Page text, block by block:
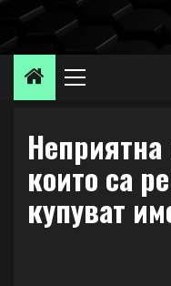
Skip
content
Primary
Неприятна
които са
купуват